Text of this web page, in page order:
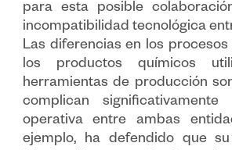
para esta posible
incompatibilidad tecnológica
Las diferencias en los
los productos químicos
herramientas de producción
complican
operativa entre ambas
ejemplo, ha defendido que